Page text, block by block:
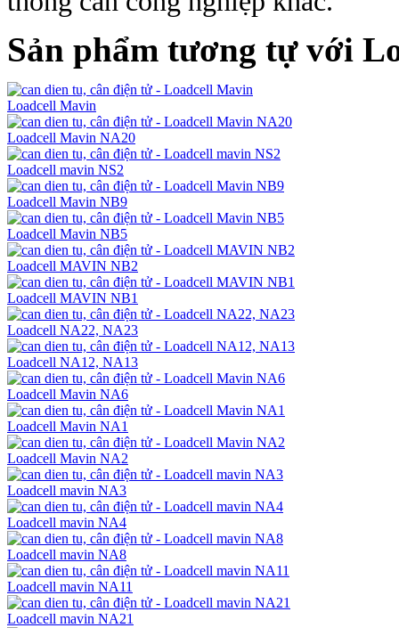
Sản phẩm tương tự với
Loadcell Mavin
Loadcell Mavin NA20
Loadcell mavin NS2
Loadcell Mavin NB9
Loadcell Mavin NB5
Loadcell MAVIN NB2
Loadcell MAVIN NB1
Loadcell NA22, NA23
Loadcell NA12, NA13
Loadcell Mavin NA6
Loadcell Mavin NA1
Loadcell Mavin NA2
Loadcell mavin NA3
Loadcell mavin NA4
Loadcell mavin NA8
Loadcell mavin NA11
Loadcell mavin NA21